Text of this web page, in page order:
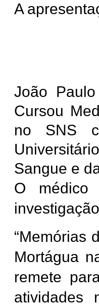
A
João
Cursou
no SNS
Sangue e
O médico
“Memórias
Mortágua
remete
atividades